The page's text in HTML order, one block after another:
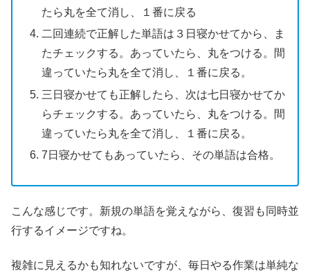
たら丸を全て消し、１番に戻る
二回連続で正解した単語は３日寝かせてから、ま
たチェックする。あっていたら、丸をつける。間
違っていたら丸を全て消し、１番に戻る。
三日寝かせても正解したら、次は七日寝かせてか
らチェックする。あっていたら、丸をつける。間
違っていたら丸を全て消し、１番に戻る。
7日寝かせてもあっていたら、その単語は合格。
こんな感じです。新規の単語を覚えながら、復習も同時並
行するイメージですね。
複雑に見えるかも知れないですが、毎日やる作業は単純な